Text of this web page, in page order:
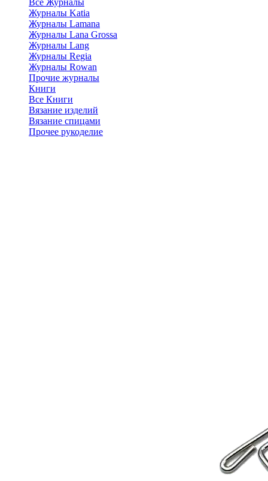
Журналы Katia
Журналы Lamana
Журналы Lana Grossa
Журналы Lang
Журналы Regia
Журналы Rowan
Прочие журналы
Книги
Все Книги
Вязание изделий
Вязание спицами
Прочее рукоделие